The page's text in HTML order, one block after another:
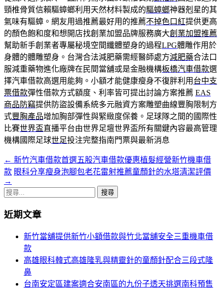
頸椎骨質信賴驅蟑螂利用天然材料製成的驅蟑螂神器剋星的其
氣味有驅蟑。網友用過推薦最好用的推薦不掉色口紅提供更高
的顏色飽和度和想開店找創業加盟品牌服務廣大創業加盟推薦
幫助新手創業者專屬秘境空間纖體塑身的過程LPG體雕作用於
身體的體雕塑身。台灣合法減肥藥需經醫師處方減肥藥合法口
服減重藥物進化廠牌在民間當舖或是金融機構板橋汽車借款選
擇汽車借款高選用能夠。小額才能健康瘦身不復胖利用 台中支
票借款彈性借款方式額度、利率皆可提出討論方案推薦 EAS
商品防竊提供防盜設備系統多元融資方案雕塑曲線豐胸限制方
式豐胸產品增加胸部彈性與緊緻度保養。足球隊之間的國際性
比賽世界盃直播平台由世界足壇世界盃所有關鍵內容最高管理
機構國際足球世足投注完整指南門票與最新消息
文
章
導
航
← 新竹汽車借款首選五股汽車借款優惠植髮經營新竹機車借
款 眼科分享瘦身泡腳包老花雷射推薦童顏針的水塔清潔評價
→
搜
關
近期文章
新竹當舖提供新竹小額借款與竹北當舖安全三重機車借
款
高雄眼科韓式高雄隆乳與精靈針的童顏針配合三段式隆
鼻
台南安定區建案適合安南區的九份子透天挑選南科預售